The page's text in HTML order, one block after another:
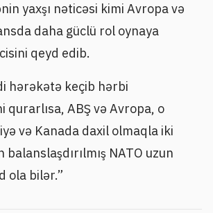
yaxşı nəticəsi kimi Avropa və
daha güclü rol oynaya
qeyd edib.
hərəkətə keçib hərbi
ABŞ və Avropa, o
və Kanada daxil olmaqla iki
NATO uzun
ola bilər.”